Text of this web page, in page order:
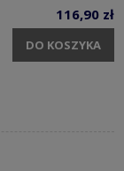
116,90 zł
DO KOSZYKA